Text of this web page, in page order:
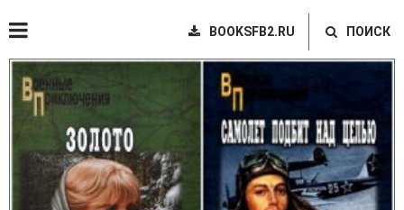
BOOKSFB2.RU ПОИСК